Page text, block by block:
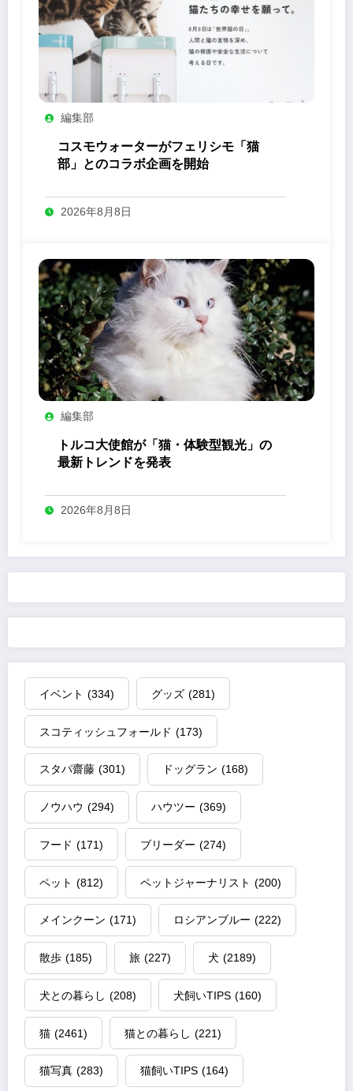
編集部
コスモウォーターがフェリシモ「猫
部」とのコラボ企画を開始
2026年8月8日
編集部
トルコ大使館が「猫・体験型観光」の
最新トレンドを発表
2026年8月8日
イベント (334) グッズ (281)
スコティッシュフォールド (173)
スタパ齋藤 (301) ドッグラン (168)
ノウハウ (294) ハウツー (369)
フード (171) ブリーダー (274)
ペット (812) ペットジャーナリスト (200)
メインクーン (171) ロシアンブルー (222)
散歩 (185) 旅 (227) 犬 (2189)
犬との暮らし (208) 犬飼いTIPS (160)
猫 (2461) 猫との暮らし (221)
猫写真 (283) 猫飼いTIPS (164)